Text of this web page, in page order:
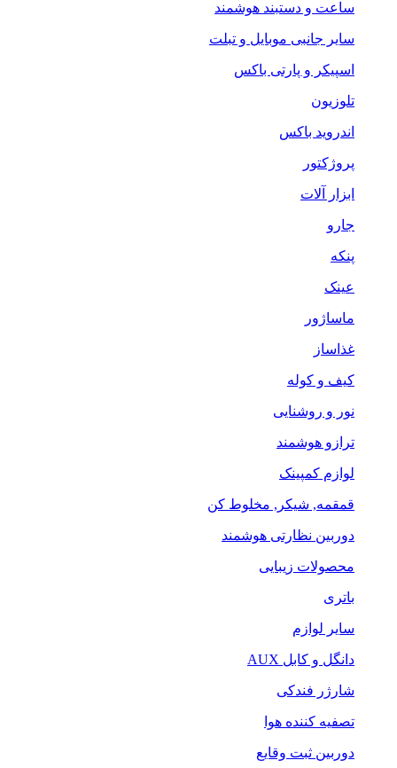
ساعت و دستبند هوشمند
سایر جانبی موبایل و تبلت
اسپیکر و پارتی باکس
تلوزیون
اندروید باکس
پروژکتور
ابزار آلات
جارو
پنکه
عینک
ماساژور
غذاساز
کیف و کوله
نور و روشنایی
ترازو هوشمند
لوازم کمپینک
قمقمه, شیکر, مخلوط کن
دوربین نظارتی هوشمند
محصولات زیبایی
باتری
سایر لوازم
دانگل و کابل AUX
شارژر فندکی
تصفیه کننده هوا
دوربین ثبت وقایع